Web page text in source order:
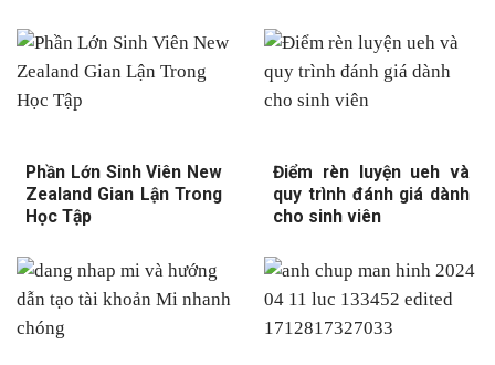
Phần Lớn Sinh Viên New
Zealand Gian Lận Trong
Học Tập
Điểm rèn luyện ueh và
quy trình đánh giá dành
cho sinh viên